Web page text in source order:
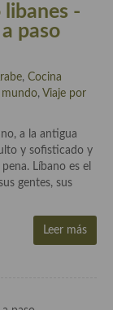
libanes -
paso
, Cocina
mundo, Viaje por
a la antigua
y sofisticado y
Líbano es el
gentes, sus
Leer más